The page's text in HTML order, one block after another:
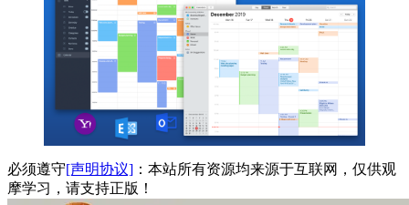
必须遵守[声明协议] ：本站所有资源均来源于互联网，仅供观
摩学习，请支持正版！